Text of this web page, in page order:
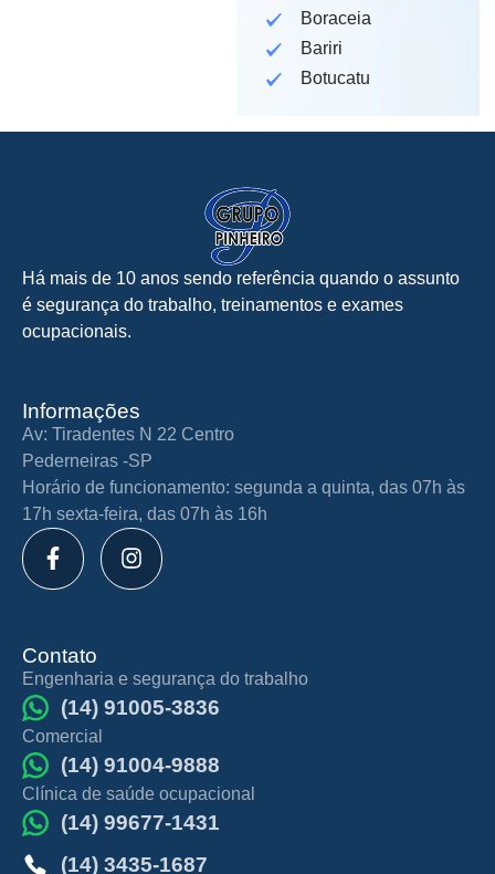
Boraceia
Bariri
Botucatu
Há mais de 10 anos sendo referência quando o assunto
é segurança do trabalho, treinamentos e exames
ocupacionais.
Informações
Av: Tiradentes N 22 Centro
Pederneiras -SP
Horário de funcionamento: segunda a quinta, das 07h às
17h sexta-feira, das 07h às 16h
Contato
Engenharia e segurança do trabalho
(14) 91005-3836
Comercial
(14) 91004-9888
Clínica de saúde ocupacional
(14) 99677-1431
(14) 3435-1687